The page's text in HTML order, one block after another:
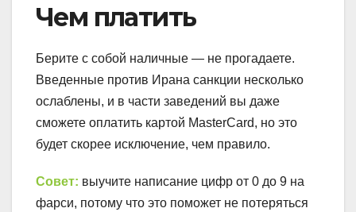
Чем платить
Берите с собой наличные — не прогадаете.
Введенные против Ирана санкции несколько
ослаблены, и в части заведений вы даже
сможете оплатить картой MasterCard, но это
будет скорее исключение, чем правило.
Совет: выучите написание цифр от 0 до 9 на
фарси, потому что это поможет не потеряться